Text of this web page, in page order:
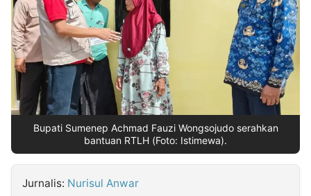
Insight
NTB
Suara
Time
Lens
IDN
Daily
Jogja
Jalan
Rakyat
Idealita
News
Kita
Notice
Dinamikapost.com
Radar
Baru
Seedbacklink
Follow
Kabarbaru
Bupati Sumenep Achmad Fauzi Wongsojudo serahkan
bantuan RTLH (Foto: Istimewa).
Jurnalis: Nurisul Anwar